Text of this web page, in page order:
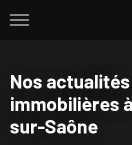
ACHETER VENDRE NOTRE
Nos actualités
immobilières
sur-Saône